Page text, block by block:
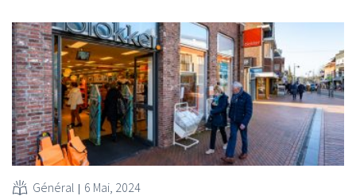
Général 6 Mai, 2024